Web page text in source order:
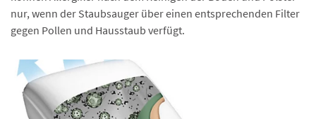
nur, wenn der Staubsauger über einen entsprechenden Filter
gegen Pollen und Hausstaub verfügt.